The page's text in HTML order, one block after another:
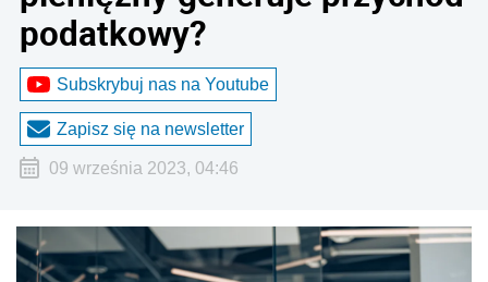
podatkowy?
Subskrybuj nas na Youtube
Zapisz się na newsletter
09 września 2023, 04:46